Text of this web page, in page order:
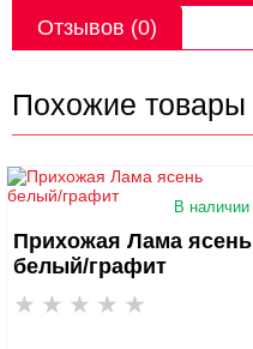
Отзывов (0)
Похожие товары
В наличии
Прихожая Лама ясень
белый/графит